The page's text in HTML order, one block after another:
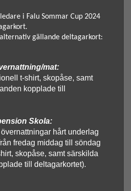
i Falu Sommar Cup 2024
gällande deltagarkort:
mat:
t-shirt, skopåse, samt
kopplade till
Skola:
övernattningar hårt underlag
fredag middag till söndag
skopåse, samt särskilda
till deltagarkortet).